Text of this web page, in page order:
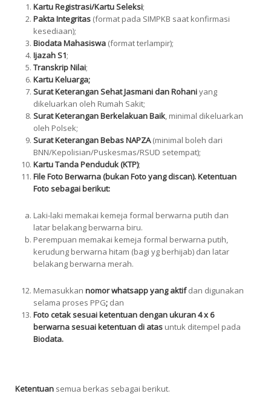
Kartu Registrasi/Kartu Seleksi;
Pakta Integritas (format pada SIMPKB saat konfirmasi
kesediaan);
Biodata Mahasiswa (format terlampir);
Ijazah S1;
Transkrip Nilai;
Kartu Keluarga;
Surat Keterangan SehatJasmani dan Rohaniyang
dikeluarkan oleh Rumah Sakit;
Surat Keterangan Berkelakuan Baik, minimal dikeluarkan
oleh Polsek;
Surat Keterangan Bebas NAPZA(minimal boleh dari
BNN/Kepolisian/Puskesmas/RSUD setempat);
Kartu Tanda Penduduk (KTP);
File Foto Berwarna (bukan Foto yang discan). Ketentuan
Foto sebagai berikut:
Laki-laki memakai kemeja formal berwarna putih dan
latar belakang berwarna biru.
Perempuan memakai kemeja formal berwarna putih,
kerudung berwarna hitam (bagi yg berhijab) dan latar
belakang berwarna merah.
Memasukkan nomor whatsapp yang aktifdan digunakan
selama proses PPG; dan
Foto cetak sesuai ketentuan dengan ukuran 4 x 6
berwarna sesuai ketentuan di atas untuk ditempel pada
Biodata.
Ketentuan semua berkas sebagai berikut.